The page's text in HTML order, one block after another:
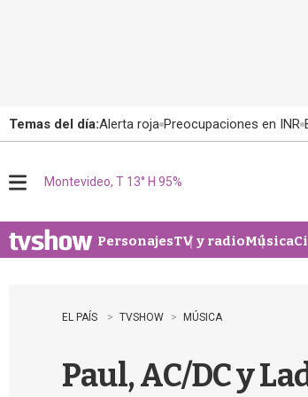
Temas del día:Alerta roja Preocupaciones en INR
u
Montevideo, T 13° H 95%
PersonajesTV y radioMúsica
EL PAÍS TVSHOW MÚSICA
Paul, AC/DC y